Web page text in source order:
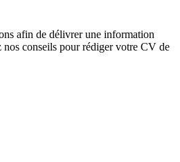
afin de délivrer une information
nos conseils pour rédiger votre CV de